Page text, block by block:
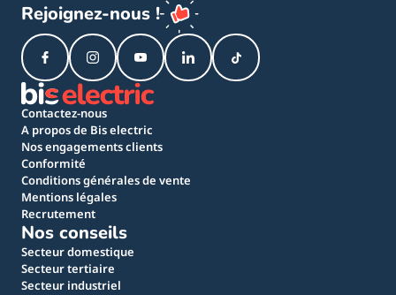
Rejoignez-nous !
Contactez-nous
A propos de Bis electric
Nos engagements clients
Conformité
Conditions générales de vente
Mentions légales
Recrutement
Nos conseils
Secteur domestique
Secteur tertiaire
Secteur industriel